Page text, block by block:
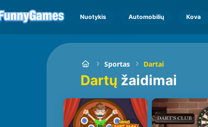
Nuotykis Automobilių Kova
Sportas Dartai
Dartų žaidimai